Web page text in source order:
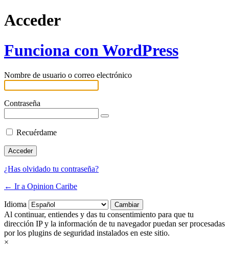
Acceder
Funciona con WordPress
Nombre de usuario o correo electrónico
Contraseña
Recuérdame
¿Has olvidado tu contraseña?
← Ir a Opinion Caribe
Idioma
Al continuar, entiendes y das tu consentimiento para que tu
dirección IP y la información de tu navegador puedan ser procesadas
por los plugins de seguridad instalados en este sitio.
×